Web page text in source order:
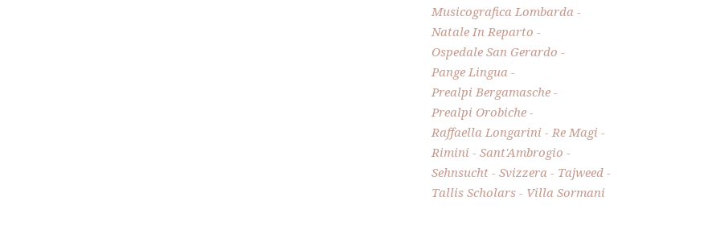
Musicografica Lombarda
Natale In Reparto
Ospedale San Gerardo
Pange Lingua
Prealpi Bergamasche
Prealpi Orobiche
Raffaella Longarini
Re Magi
Rimini
Sant'Ambrogio
Sehnsucht
Svizzera
Tajweed
Tallis Scholars
Villa Sormani